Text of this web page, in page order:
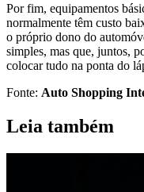
Por fim, equipamentos
normalmente têm custo
o próprio dono do
simples, mas que, juntos,
colocar tudo na ponta do
Fonte: Auto Shopping
Leia também